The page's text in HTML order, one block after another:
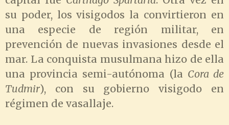
su poder, los visigodos la convirtieron en
una especie de región militar, en
prevención de nuevas invasiones desde el
mar. La conquista musulmana hizo de ella
una provincia semi-autónoma (la Cora de
Tudmir), con su gobierno visigodo en
régimen de vasallaje.